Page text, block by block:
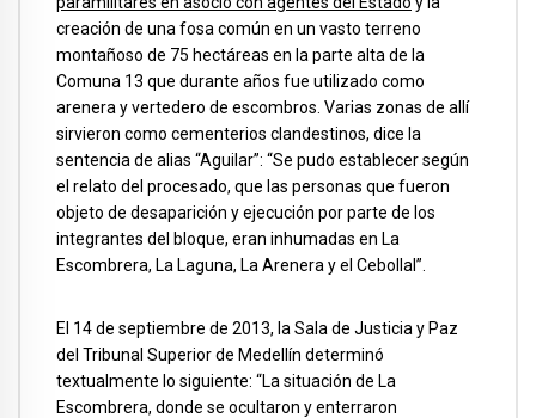
creación de una fosa común en un vasto terreno
montañoso de 75 hectáreas en la parte alta de la
Comuna 13 que durante años fue utilizado como
arenera y vertedero de escombros. Varias zonas de allí
sirvieron como cementerios clandestinos, dice la
sentencia de alias “Aguilar”: “Se pudo establecer según
el relato del procesado, que las personas que fueron
objeto de desaparición y ejecución por parte de los
integrantes del bloque, eran inhumadas en La
Escombrera, La Laguna, La Arenera y el Cebollal”.
El 14 de septiembre de 2013, la Sala de Justicia y Paz
del Tribunal Superior de Medellín determinó
textualmente lo siguiente: “La situación de La
Escombrera, donde se ocultaron y enterraron